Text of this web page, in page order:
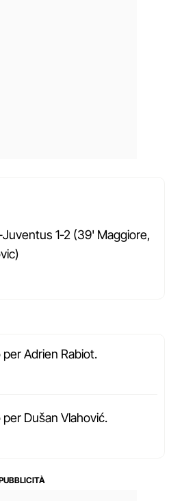
1-2 (39' Maggiore,
Adrien Rabiot.
Dušan Vlahović.